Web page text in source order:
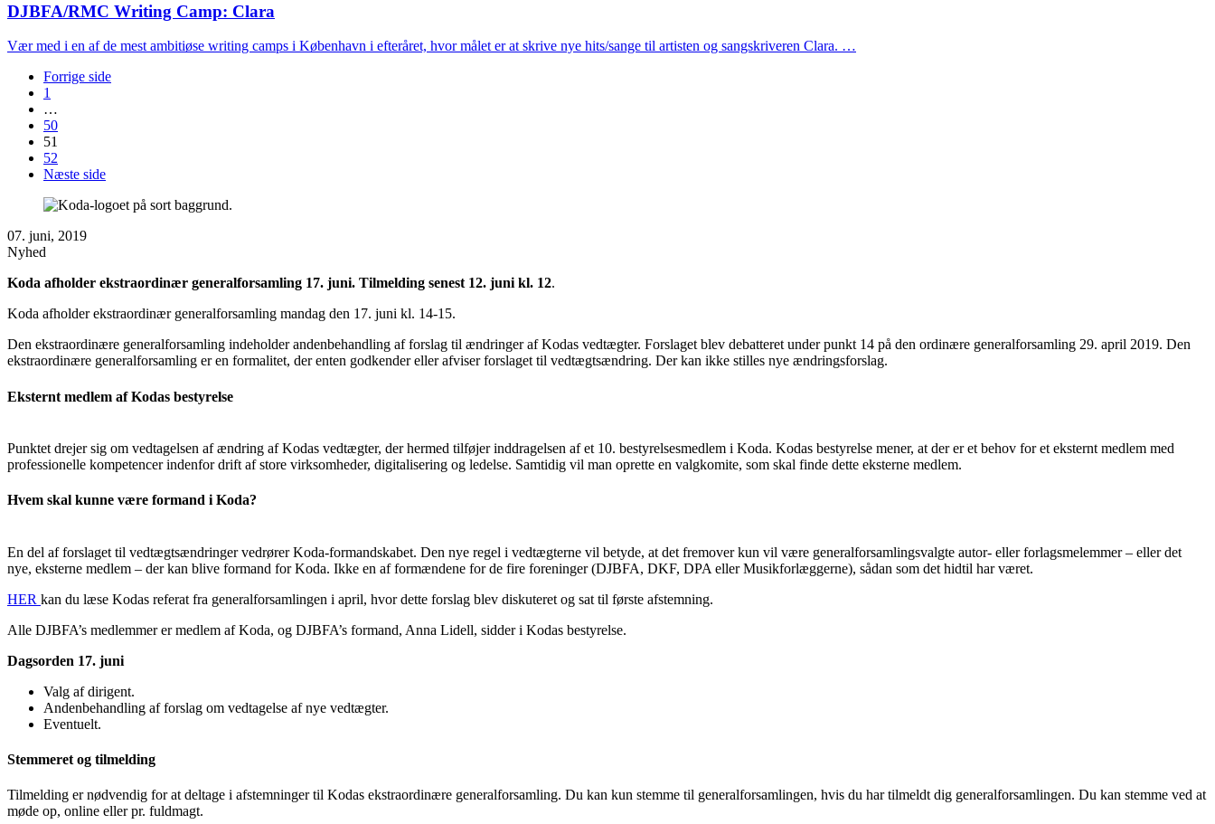
DJBFA/RMC Writing Camp: Clara
Vær med i en af de mest ambitiøse writing camps i København i efteråret, hvor målet er at skrive nye hits/sange til artisten og sangskriveren Clara. …
Forrige side
1
…
50
51
52
Næste side
07. juni, 2019
Nyhed
Koda afholder ekstraordinær generalforsamling 17. juni. Tilmelding senest 12. juni kl. 12.
Koda afholder ekstraordinær generalforsamling mandag den 17. juni kl. 14-15.
Den ekstraordinære generalforsamling indeholder andenbehandling af forslag til ændringer af Kodas vedtægter. Forslaget blev debatteret under punkt 14 på den ordinære generalforsamling 29. april 2019. Den
ekstraordinære generalforsamling er en formalitet, der enten godkender eller afviser forslaget til vedtægtsændring. Der kan ikke stilles nye ændringsforslag.
Eksternt medlem af Kodas bestyrelse
Punktet drejer sig om vedtagelsen af ændring af Kodas vedtægter, der hermed tilføjer inddragelsen af et 10. bestyrelsesmedlem i Koda. Kodas bestyrelse mener, at der er et behov for et eksternt medlem med
professionelle kompetencer indenfor drift af store virksomheder, digitalisering og ledelse. Samtidig vil man oprette en valgkomite, som skal finde dette eksterne medlem.
Hvem skal kunne være formand i Koda?
En del af forslaget til vedtægtsændringer vedrører Koda-formandskabet. Den nye regel i vedtægterne vil betyde, at det fremover kun vil være generalforsamlingsvalgte autor- eller forlagsmelemmer – eller det
nye, eksterne medlem – der kan blive formand for Koda. Ikke en af formændene for de fire foreninger (DJBFA, DKF, DPA eller Musikforlæggerne), sådan som det hidtil har været.
HER kan du læse Kodas referat fra generalforsamlingen i april, hvor dette forslag blev diskuteret og sat til første afstemning.
Alle DJBFA’s medlemmer er medlem af Koda, og DJBFA’s formand, Anna Lidell, sidder i Kodas bestyrelse.
Dagsorden 17. juni
Valg af dirigent.
Andenbehandling af forslag om vedtagelse af nye vedtægter.
Eventuelt.
Stemmeret og tilmelding
Tilmelding er nødvendig for at deltage i afstemninger til Kodas ekstraordinære generalforsamling. Du kan kun stemme til generalforsamlingen, hvis du har tilmeldt dig generalforsamlingen. Du kan stemme ved at
møde op, online eller pr. fuldmagt.